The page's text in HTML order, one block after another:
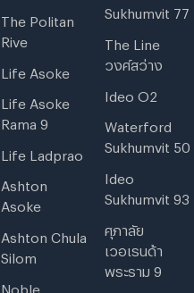
The Politan
Rive
Life Asoke
Life Asoke
Rama 9
Life Ladprao
Ashton
Asoke
Ashton Chula
Silom
Noble
Sukhumvit 77
The Line
วงศ์สว่าง
Ideo O2
Waterford
Sukhumvit 50
Ideo
Sukhumvit 93
ศุภาลัย
เวอเรนด้า
พระราม 9